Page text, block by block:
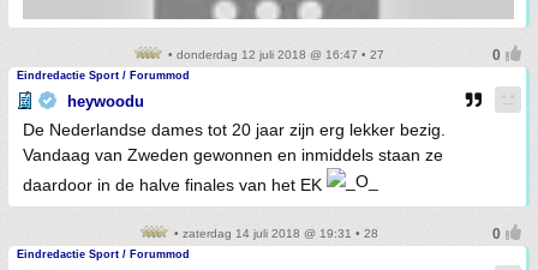
• donderdag 12 juli 2018 @ 16:47 • 27
Eindredactie Sport / Forummod
heywoodu
De Nederlandse dames tot 20 jaar zijn erg lekker bezig.
Vandaag van Zweden gewonnen en inmiddels staan ze
daardoor in de halve finales van het EK
• zaterdag 14 juli 2018 @ 19:31 • 28
Eindredactie Sport / Forummod